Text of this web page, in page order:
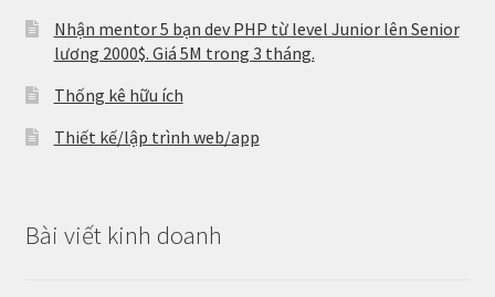
Nhận mentor 5 bạn dev PHP từ level Junior lên Senior
lương 2000$. Giá 5M trong 3 tháng.
Thống kê hữu ích
Thiết kế/lập trình web/app
Bài viết kinh doanh